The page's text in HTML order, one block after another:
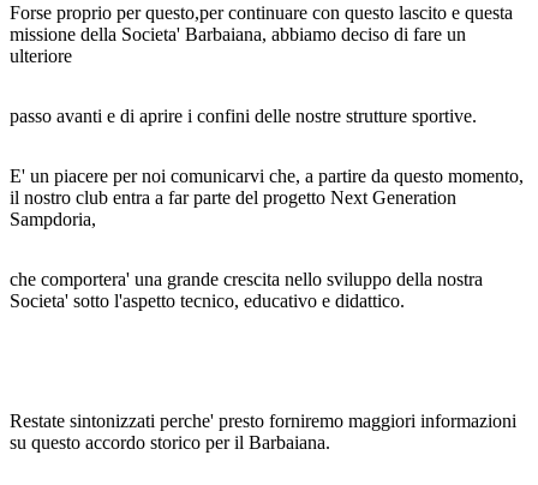
Forse proprio per questo,per continuare con questo lascito e questa
missione della Societa' Barbaiana, abbiamo deciso di fare un
ulteriore
passo avanti e di aprire i confini delle nostre strutture sportive.
E' un piacere per noi comunicarvi che, a partire da questo momento,
il nostro club entra a far parte del progetto Next Generation
Sampdoria,
che comportera' una grande crescita nello sviluppo della nostra
Societa' sotto l'aspetto tecnico, educativo e didattico.
Restate sintonizzati perche' presto forniremo maggiori informazioni
su questo accordo storico per il Barbaiana.